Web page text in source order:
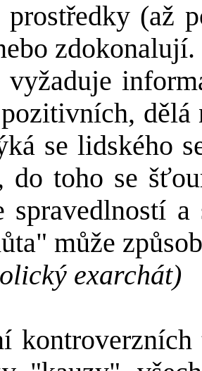
prostředky (až
zdokonalují.
vyžaduje
dělá
se lidského
do toho se
spravedlností
může
exarchát)
kontroverzních